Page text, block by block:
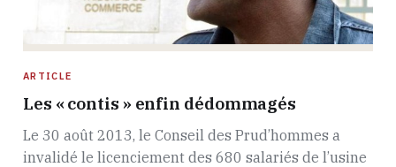
ARTICLE
Les « contis » enfin dédommagés
Le 30 août 2013, le Conseil des Prud’hommes a
invalidé le licenciement des 680 salariés de l’usine